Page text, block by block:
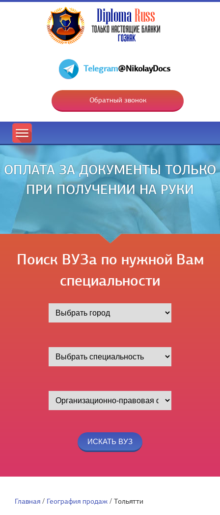
Telegram@NikolayDocs
Обратный звонок
ОПЛАТА ЗА ДОКУМЕНТЫ ТОЛЬКО
ПРИ ПОЛУЧЕНИИ НА РУКИ
Поиск ВУЗа по нужной Вам
специальности
Главная / География продаж / Тольятти